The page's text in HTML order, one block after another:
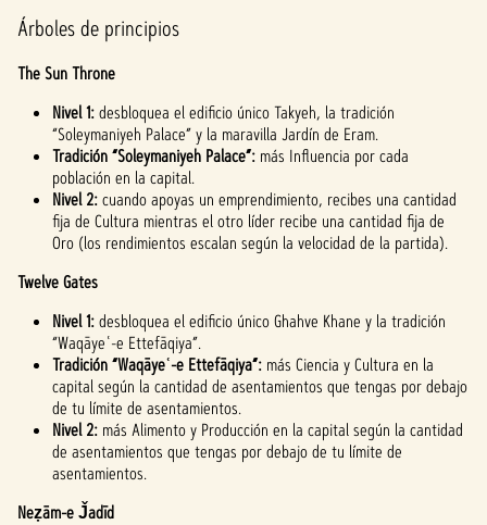
Al
hacer
clic
en
jugar,
acept
as la
políti
ca de
priva
cidad
YouTu
bey
la
trans
feren
cia
de
datos
a los
Árboles de principios
The Sun Throne
Nivel 1:desbloquea el edificio único Takyeh, la tradición
“Soleymaniyeh Palace” y la maravilla Jardín de Eram.
Tradición “Soleymaniyeh Palace”: más Influencia por cada
población en la capital.
Nivel 2:cuando apoyas un emprendimiento, recibes una cantidad
fija de Cultura mientras el otro líder recibe una cantidad fija de
Oro (los rendimientos escalan según la velocidad de la partida).
Twelve Gates
Nivel 1:desbloquea el edificio único Ghahve Khane y la tradición
“Waqāyeʿ-e Ettefāqiya”.
Tradición “Waqāyeʿ-e Ettefāqiya”: más Ciencia y Cultura en la
capital según la cantidad de asentamientos que tengas por debajo
de tu límite de asentamientos.
Nivel 2: más Alimento y Producción en la capital según la cantidad
de asentamientos que tengas por debajo de tu límite de
asentamientos.
Neẓām-e J̌adīd